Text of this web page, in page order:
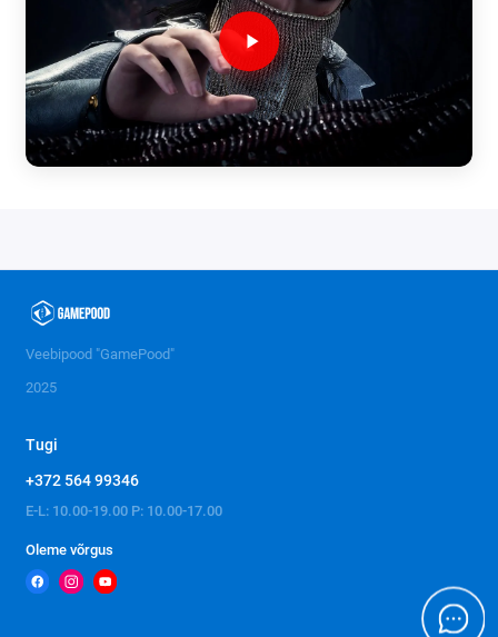
Veebipood "GamePood"
2025
Tugi
+372 564 99346
E-L: 10.00-19.00 P: 10.00-17.00
Oleme võrgus